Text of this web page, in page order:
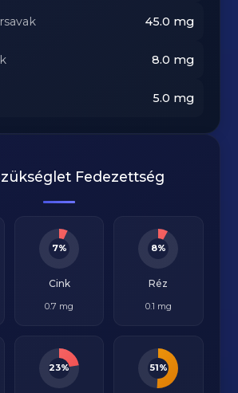
45.0 mg
8.0 mg
5.0 mg
Fedezettség
7%
Cink
0.7 mg
8%
Réz
0.1 mg
23% 51%